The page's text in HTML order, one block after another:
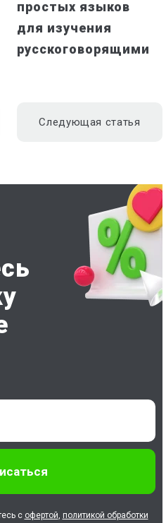
простых языков
для изучения
русскоговорящими
Следующая статья
с офертой политикой обработки